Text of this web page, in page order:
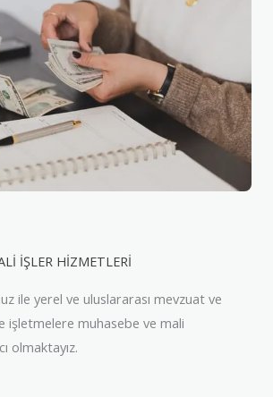
İŞLER HİZMETLERİ
ile yerel ve uluslararası mevzuat ve
işletmelere muhasebe ve mali
olmaktayız.